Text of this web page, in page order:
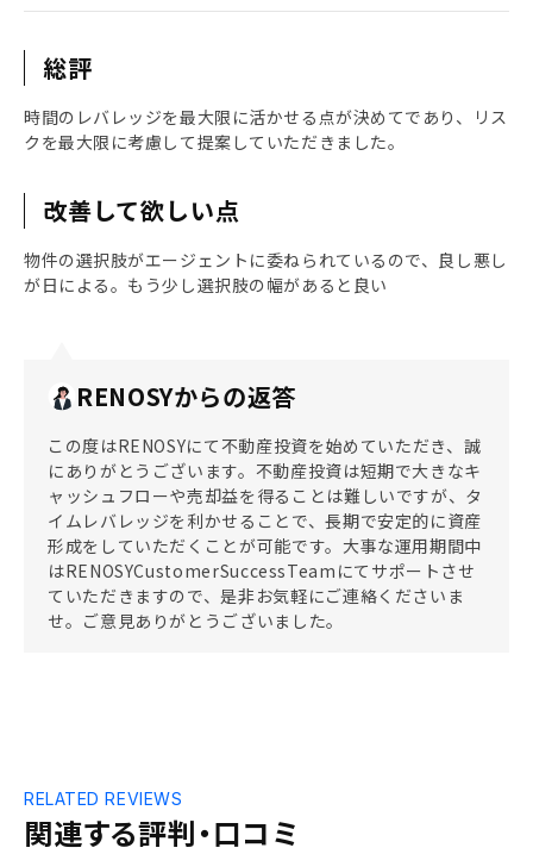
総評
時間のレバレッジを最大限に活かせる点が決めてであり、リス
クを最大限に考慮して提案していただきました。
改善して欲しい点
物件の選択肢がエージェントに委ねられているので、良し悪し
が日による。もう少し選択肢の幅があると良い
RENOSYからの返答
この度はRENOSYにて不動産投資を始めていただき、誠
にありがとうございます。不動産投資は短期で大きなキ
ャッシュフローや売却益を得ることは難しいですが、タ
イムレバレッジを利かせることで、長期で安定的に資産
形成をしていただくことが可能です。大事な運用期間中
はRENOSYCustomerSuccessTeamにてサポートさせ
ていただきますので、是非お気軽にご連絡くださいま
せ。ご意見ありがとうございました。
関連する評判・口コミ
RELATED REVIEWS